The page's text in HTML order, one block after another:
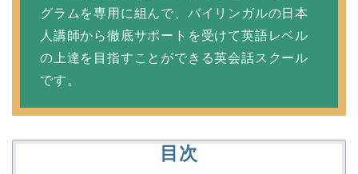
グラムを専用に組んで、バイリンガルの日本
人講師から徹底サポートを受けて英語レベル
の上達を目指すことができる英会話スクール
です。
目次